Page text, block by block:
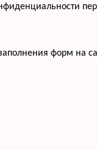
форм на